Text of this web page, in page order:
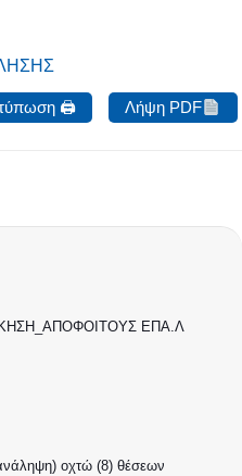
🖨 Λήψη PDF
ΕΠΑ.Λ
οχτώ (8) θέσεων